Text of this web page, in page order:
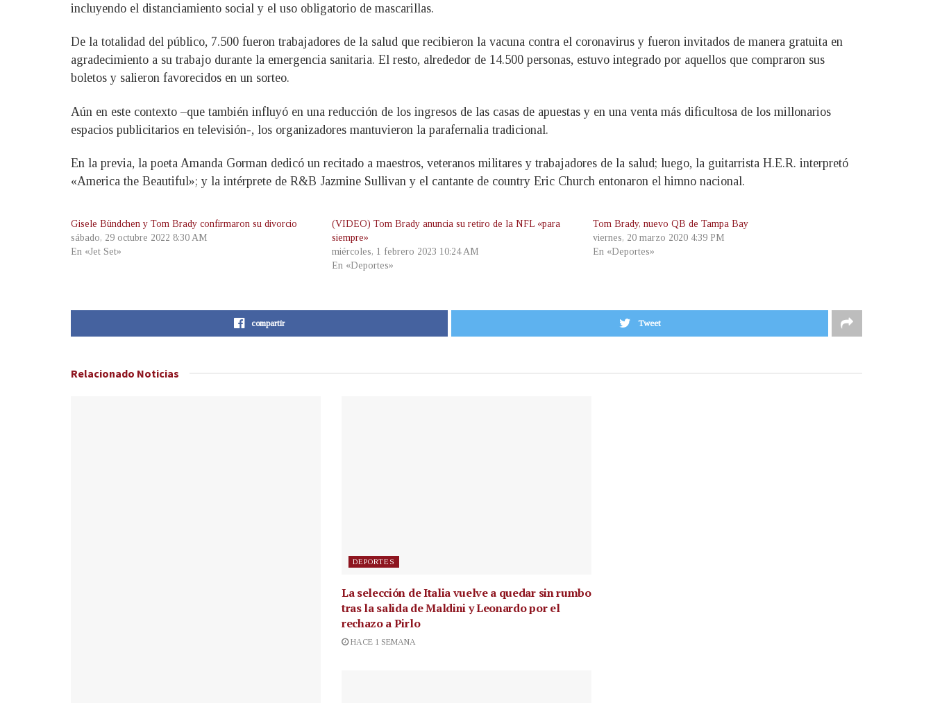
incluyendo el distanciamiento social y el uso obligatorio de mascarillas.
De la totalidad del público, 7.500 fueron trabajadores de la salud que recibieron la vacuna contra el coronavirus y fueron invitados de manera gratuita en
agradecimiento a su trabajo durante la emergencia sanitaria. El resto, alrededor de 14.500 personas, estuvo integrado por aquellos que compraron sus
boletos y salieron favorecidos en un sorteo.
Aún en este contexto –que también influyó en una reducción de los ingresos de las casas de apuestas y en una venta más dificultosa de los millonarios
espacios publicitarios en televisión-, los organizadores mantuvieron la parafernalia tradicional.
En la previa, la poeta Amanda Gorman dedicó un recitado a maestros, veteranos militares y trabajadores de la salud; luego, la guitarrista H.E.R. interpretó
«America the Beautiful»; y la intérprete de R&B Jazmine Sullivan y el cantante de country Eric Church entonaron el himno nacional.
Gisele Bündchen y Tom Brady confirmaron su divorcio
sábado, 29 octubre 2022 8:30 AM
En «Jet Set»
(VIDEO) Tom Brady anuncia su retiro de la NFL «para
siempre»
miércoles, 1 febrero 2023 10:24 AM
En «Deportes»
Tom Brady, nuevo QB de Tampa Bay
viernes, 20 marzo 2020 4:39 PM
En «Deportes»
compartir Tweet
Relacionado Noticias
DEPORTES
La selección de Italia vuelve a quedar sin rumbo
tras la salida de Maldini y Leonardo por el
rechazo a Pirlo
HACE 1 SEMANA